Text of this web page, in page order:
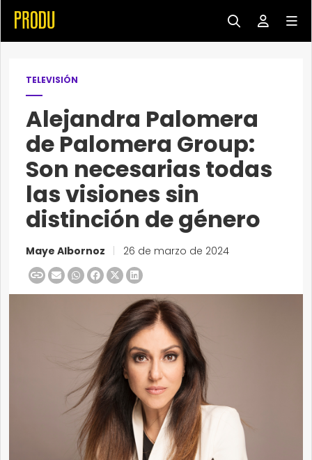
TELEVISIÓN
Alejandra Palomera
de Palomera Group:
Son necesarias todas
las visiones sin
distinción de género
Maye Albornoz 26 de marzo de 2024